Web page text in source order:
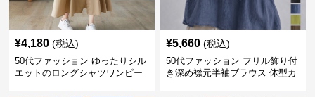
¥4,180 (税込)
50代ファッション ゆったりシル
エットのロングシャツワンピー
¥5,660 (税込)
50代ファッション フリル飾り付
き深め襟元半袖ブラウス 体型カ